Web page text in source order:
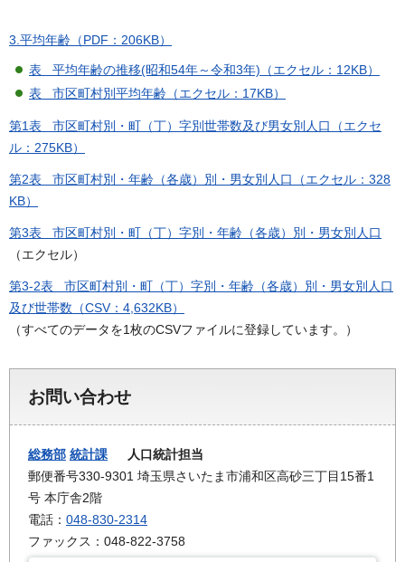
3.平均年齢（PDF：206KB）
表 平均年齢の推移(昭和54年～令和3年)（エクセル：12KB）
表 市区町村別平均年齢（エクセル：17KB）
第1表 市区町村別・町（丁）字別世帯数及び男女別人口（エクセ
ル：275KB）
第2表 市区町村別・年齢（各歳）別・男女別人口（エクセル：328
KB）
第3表 市区町村別・町（丁）字別・年齢（各歳）別・男女別人口
（エクセル）
第3-2表 市区町村別・町（丁）字別・年齢（各歳）別・男女別人口
及び世帯数（CSV：4,632KB）
（すべてのデータを1枚のCSVファイルに登録しています。）
お問い合わせ
総務部 統計課 人口統計担当
郵便番号330-9301 埼玉県さいたま市浦和区高砂三丁目15番1
号 本庁舎2階
電話： 048-830-2314
ファックス：048-822-3758